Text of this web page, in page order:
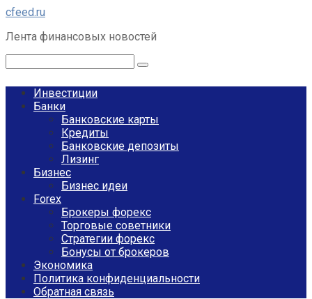
Перейти
контенту
cfeed.ru
Лента финансовых новостей
Инвестиции
Банки
Банковские карты
Кредиты
Банковские депозиты
Лизинг
Бизнес
Бизнес идеи
Forex
Брокеры форекс
Торговые советники
Стратегии форекс
Бонусы от брокеров
Экономика
Политика конфиденциальности
Обратная связь